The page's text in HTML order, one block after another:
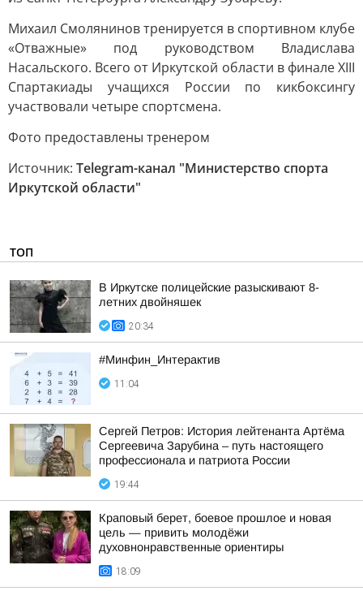
Михаил Смолянинов тренируется в спортивном клубе
«Отважные» под руководством Владислава
Насальского. Всего от Иркутской области в финале XIII
Спартакиады учащихся России по кикбоксингу
участвовали четыре спортсмена.
Фото предоставлены тренером
Источник: Telegram-канал "Министерство спорта
Иркутской области"
ТОП
В Иркутске полицейские разыскивают 8-
летних двойняшек
20:34
#Минфин_Интерактив
11:04
Сергей Петров: История лейтенанта Артёма
Сергеевича Зарубина – путь настоящего
профессионала и патриота России
19:44
Краповый берет, боевое прошлое и новая
цель — привить молодёжи
духовнонравственные ориентиры
18:09